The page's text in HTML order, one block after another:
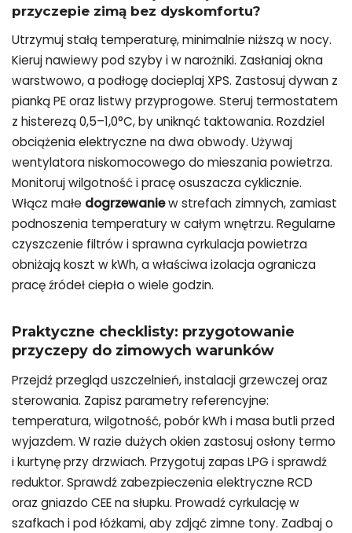
przyczepie zimą bez dyskomfortu?
Utrzymuj stałą temperaturę, minimalnie niższą w nocy.
Kieruj nawiewy pod szyby i w narożniki. Zasłaniaj okna
warstwowo, a podłogę docieplaj XPS. Zastosuj dywan z
pianką PE oraz listwy przyprogowe. Steruj termostatem
z histerezą 0,5–1,0°C, by uniknąć taktowania. Rozdziel
obciążenia elektryczne na dwa obwody. Używaj
wentylatora niskomocowego do mieszania powietrza.
Monitoruj wilgotność i pracę osuszacza cyklicznie.
Włącz małe dogrzewaniew strefach zimnych, zamiast
podnoszenia temperatury w całym wnętrzu. Regularne
czyszczenie filtrów i sprawna cyrkulacja powietrza
obniżają koszt w kWh, a właściwa izolacja ogranicza
pracę źródeł ciepła o wiele godzin.
Praktyczne checklisty: przygotowanie
przyczepy do zimowych warunków
Przejdź przegląd uszczelnień, instalacji grzewczej oraz
sterowania. Zapisz parametry referencyjne:
temperatura, wilgotność, pobór kWh i masa butli przed
wyjazdem. W razie dużych okien zastosuj osłony termo
i kurtynę przy drzwiach. Przygotuj zapas LPG i sprawdź
reduktor. Sprawdź zabezpieczenia elektryczne RCD
oraz gniazdo CEE na słupku. Prowadź cyrkulację w
szafkach i pod łóżkami, aby zdjąć zimne tony. Zadbaj o